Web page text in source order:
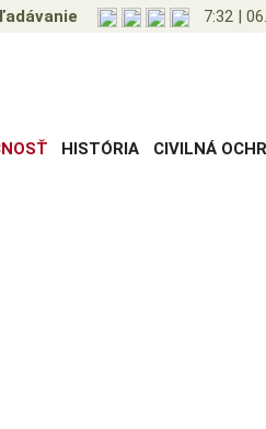
7:32 |
HISTÓRIA CIVILNÁ